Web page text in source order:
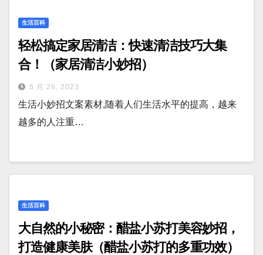
生活百科
轻松搞定家居清洁：快速清洁技巧大集
合！（家居清洁小妙招）
5 月 26, 2023
生活小妙招文案素材,随着人们生活水平的提高，越来
越多的人注重…
生活百科
大自然的小秘密：醋盐小苏打美容妙招，
打造健康美肤（醋盐小苏打的多重功效）